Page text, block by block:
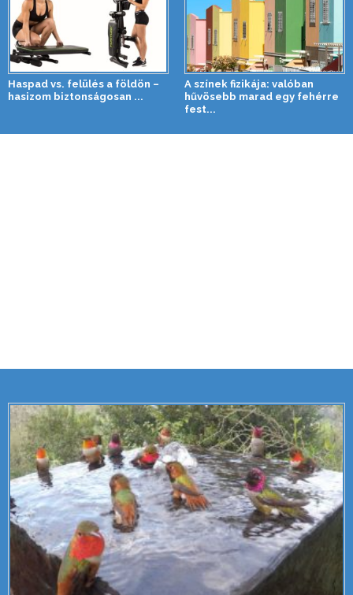
Haspad vs. felülés a földön –
hasizom biztonságosan ...
A színek fizikája: valóban
hűvösebb marad egy fehérre
fest...